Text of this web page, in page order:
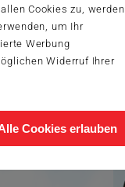
Cookies zu, werden
um Ihr
Werbung
Widerruf Ihrer
Cookies erlauben